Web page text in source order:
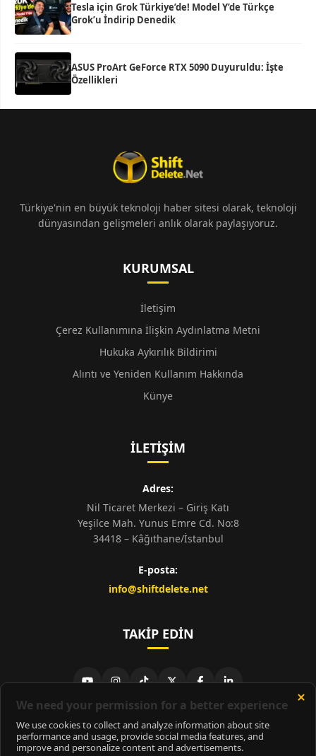
Tesla için Grok Türkiye’de! Model Y’de Türkçe
Grok’u İndirip Denedik
ASUS ProArt GeForce RTX 5090 Duyuruldu: İşte
Özellikleri
Türkiye'nin en büyük teknoloji haber sitesi olarak, teknoloji
dünyasından gelişmeleri anlık olarak paylaşıyoruz.
KURUMSAL
İletişim
Çerez Kullanımına İlişkin Aydınlatma Metni
Hukuka Aykırılık Bildirimi
Alıntı ve Yeniden Kullanım Hakkında
Künye
İLETIŞIM
Adres:
Nil Ticaret Merkezi – Giriş Katı
Yeşilce Mah. Yunus Emre Cd. No:8
34418 – Kâğıthane/İstanbul
E-posta:
info@shiftdelete.net
TAKIP EDIN